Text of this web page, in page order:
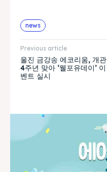
news
Previous article
울진 금강송 에코리움, 개관
4주년 맞아 ‘웰포유데이’ 이
벤트 실시